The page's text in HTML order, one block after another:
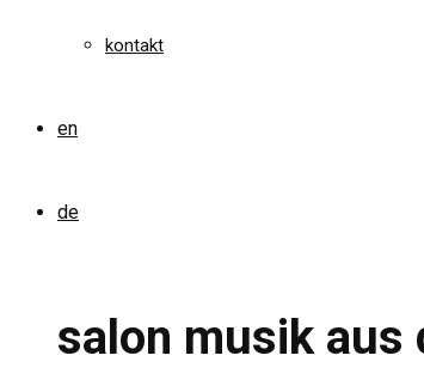
kontakt
en
de
salon musik aus